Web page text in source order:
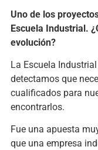
Uno de los
Escuela Industrial.
evolución?
La Escuela
detectamos que
cualificados para
encontrarlos.
Fue una apuesta
que una empresa